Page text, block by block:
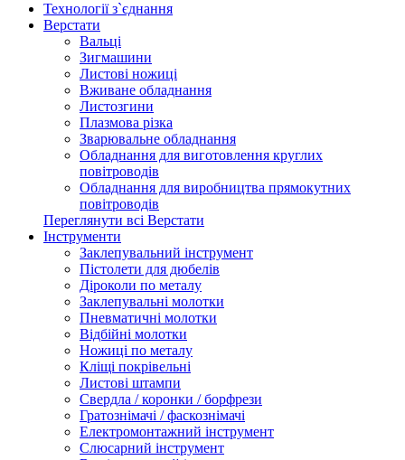
Технології з`єднання
Верстати
Вальці
Зигмашини
Листові ножиці
Вживане обладнання
Листозгини
Плазмова різка
Зварювальне обладнання
Обладнання для виготовлення круглих
повітроводів
Обладнання для виробництва прямокутних
повітроводів
Переглянути всі Верстати
Інструменти
Заклепувальний інструмент
Пістолети для дюбелів
Діроколи по металу
Заклепувальні молотки
Пневматичні молотки
Відбійні молотки
Ножиці по металу
Кліщі покрівельні
Листові штампи
Свердла / коронки / борфрези
Гратознімачі / фаскознімачі
Електромонтажний інструмент
Слюсарний інструмент